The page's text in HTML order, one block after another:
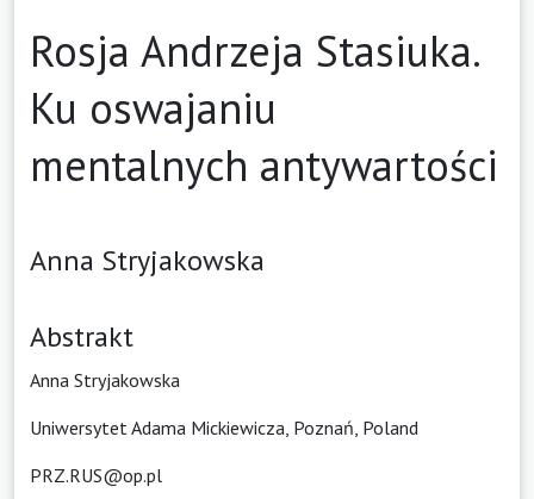
Rosja Andrzeja Stasiuka.
Ku oswajaniu
mentalnych antywartości
Anna Stryjakowska
Abstrakt
Anna Stryjakowska
Uniwersytet Adama Mickiewicza, Poznań, Poland
PRZ.RUS@op.pl